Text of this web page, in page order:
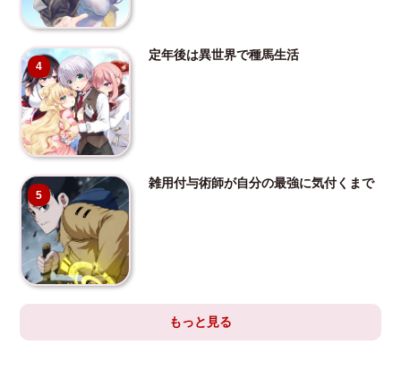
4
定年後は異世界で種馬生活
5
雑用付与術師が自分の最強に気付くまで
もっと見る